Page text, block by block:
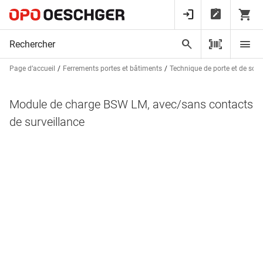
Page d’accueil Ferrements portes et bâtiments Technique de porte et de
Module de charge BSW LM, avec/sans contacts
de surveillance